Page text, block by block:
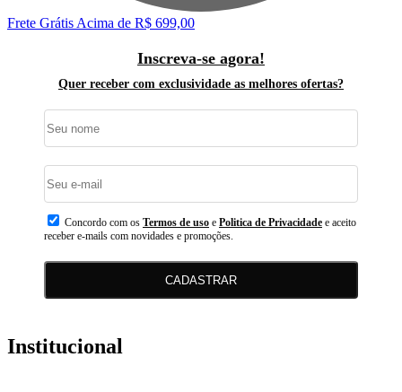
Frete Grátis Acima de R$ 699,00
Inscreva-se agora!
Quer receber com exclusividade as melhores ofertas?
Concordo com os Termos de uso e Politica de Privacidade e aceito
receber e-mails com novidades e promoções.
CADASTRAR
Institucional